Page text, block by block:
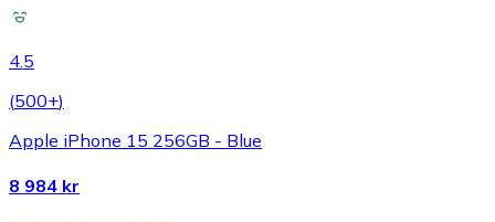
4.5
(500+)
Apple iPhone 15 256GB - Blue
8 984 kr